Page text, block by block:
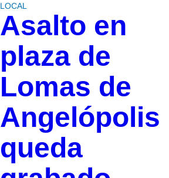
LOCAL
Asalto en
plaza de
Lomas de
Angelópolis
queda